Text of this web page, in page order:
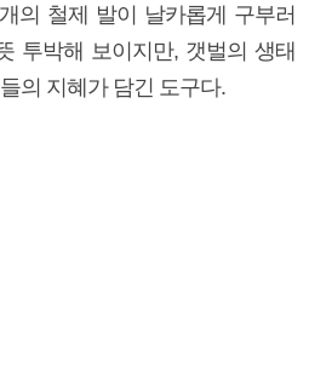
의 철제 발이 날카롭게 구부러
투박해 보이지만, 갯벌의 생태
의 지혜가 담긴 도구다.